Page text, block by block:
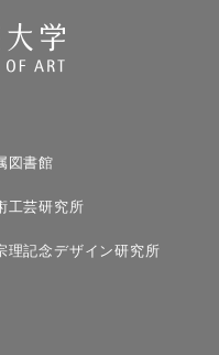
図書館
工芸研究所
理記念デザイン研究所